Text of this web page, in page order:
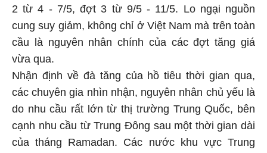
2 từ 4 - 7/5, đợt 3 từ 9/5 - 11/5. Lo ngại nguồn
cung suy giảm, không chỉ ở Việt Nam mà trên toàn
cầu là nguyên nhân chính của các đợt tăng giá
vừa qua.
Nhận định về đà tăng của hồ tiêu thời gian qua,
các chuyên gia nhìn nhận, nguyên nhân chủ yếu là
do nhu cầu rất lớn từ thị trường Trung Quốc, bên
cạnh nhu cầu từ Trung Đông sau một thời gian dài
của tháng Ramadan. Các nước khu vực Trung